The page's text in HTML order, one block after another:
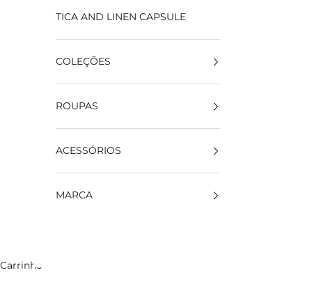
TICA AND LINEN CAPSULE
COLEÇÕES
ROUPAS
ACESSÓRIOS
MARCA
Carrinho